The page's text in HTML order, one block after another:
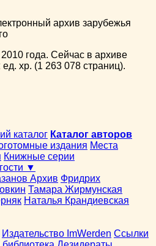
архив зарубежья
года. Сейчас в архиве
хр. (1 263 078 страниц).
каталог Каталог авторов
издания Места
Книжные серии
▼
Архив Фридрих
Тамара Жирмунская
Наталья Крандиевская
Издательство ImWerden Ссылки